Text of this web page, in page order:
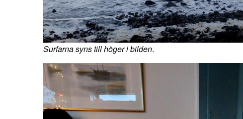
Surfarna syns till höger i bilden.